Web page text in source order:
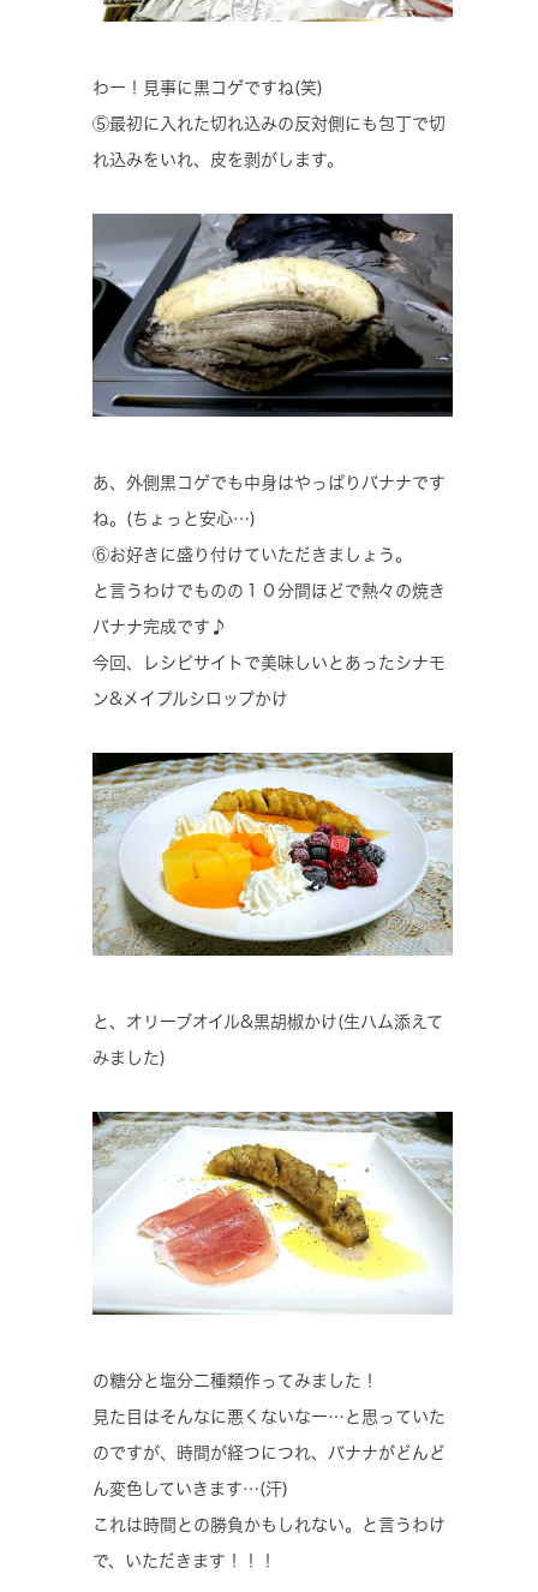
わー！見事に黒コゲですね(笑)
⑤最初に入れた切れ込みの反対側にも包丁で切
れ込みをいれ、皮を剥がします。
あ、外側黒コゲでも中身はやっぱりバナナです
ね。(ちょっと安心…)
⑥お好きに盛り付けていただきましょう。
と言うわけでものの１０分間ほどで熱々の焼き
バナナ完成です♪
今回、レシピサイトで美味しいとあったシナモ
ン&メイプルシロップかけ
と、オリーブオイル&黒胡椒かけ(生ハム添えて
みました)
の糖分と塩分二種類作ってみました！
見た目はそんなに悪くないなー…と思っていた
のですが、時間が経つにつれ、バナナがどんど
ん変色していきます…(汗)
これは時間との勝負かもしれない。と言うわけ
で、いただきます！！！